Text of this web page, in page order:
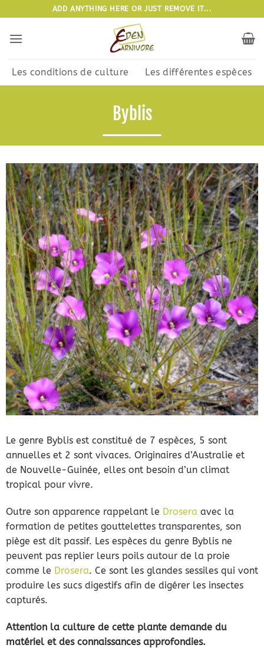
au
contenu
ADD ANYTHING HERE OR JUST REMOVE IT...
Les conditions de culture Les différentes espèces
Byblis
Le genre Byblis est constitué de 7 espèces, 5 sont
annuelles et 2 sont vivaces. Originaires d’Australie et
de Nouvelle-Guinée, elles ont besoin d’un climat
tropical pour vivre.
Outre son apparence rappelant le Drosera avec la
formation de petites gouttelettes transparentes, son
piège est dit passif. Les espèces du genre Byblis ne
peuvent pas replier leurs poils autour de la proie
comme le Drosera. Ce sont les glandes sessiles qui vont
produire les sucs digestifs afin de digérer les insectes
capturés.
Attention la culture de cette plante demande du
matériel et des connaissances approfondies.